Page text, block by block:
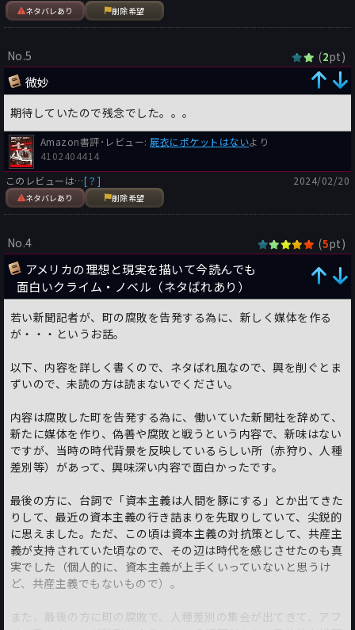
ネタバレあり 削除希望
No.5 (2pt)
微妙
期待していたので残念でした。。。
Amazon書評･レビュー: 屍衣にポケットはないより
4102404414
このレビューは…[？]
ネタバレあり 削除希望
2024/02/20
No.4 (5pt)
アメリカの理想と現実を描いて今読んでも
面白いクライム・ノベル（ネタばれあり）
若い新聞記者が、町の腐敗を告発する為に、新しく媒体を作る
が・・・というお話。
以下、内容を詳しく書くので、ネタばれ風なので、興を削ぐとま
ずいので、未読の方は読まないでください。
内容は腐敗した町を告発する為に、働いていた新聞社を辞めて、
新たに媒体を作り、偽善や腐敗と戦うという内容で、新味はない
ですが、当時の時代背景を反映しているらしい所（赤狩り、人種
差別等）があって、興味深い内容で面白かったです。
最後の方に、台詞で「資本主義は人間を豚にする」とか出てきた
りして、最近の資本主義の行き詰まりを先取りしていて、尖鋭的
に思えました。ただ、この頃は資本主義の対抗策として、共産主
義が支持されていた頃なので、その辺は時代を感じさせたのも真
実でした（個人的に、資本主義が上手くいっていないと思うけ
ど、共産主義でもないもので）。
また、最後の方に町の腐敗で、人種差別の集会が出てきて、アフ